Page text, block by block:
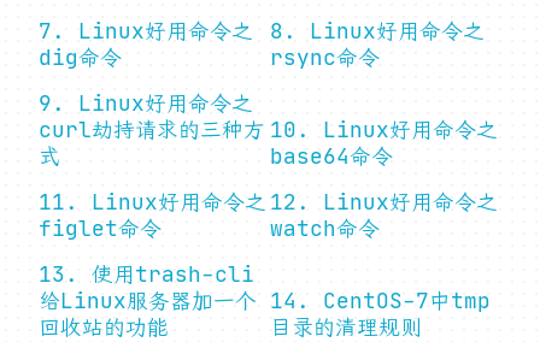
7. Linux好用命令之
dig命令
8. Linux好用命令之
rsync命令
9. Linux好用命令之
curl劫持请求的三种方
式
10. Linux好用命令之
base64命令
11. Linux好用命令之
figlet命令
12. Linux好用命令之
watch命令
13. 使用trash-cli
给Linux服务器加一个
回收站的功能
14. CentOS-7中tmp
目录的清理规则